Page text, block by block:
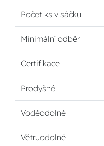
Počet ks v sáčku
Minimální odběr
Certifikace
Prodyšné
Voděodolné
Větruodolné